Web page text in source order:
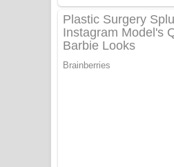
දුන් ආදරේ ගීතයේ
Liyamuda Dan